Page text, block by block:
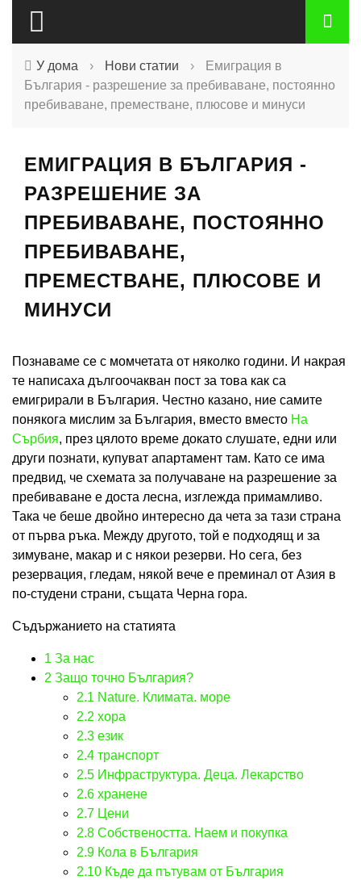
У дома › Нови статии ›
Емиграция в
България - разрешение за пребиваване, постоянно
пребиваване, преместване, плюсове и минуси
ЕМИГРАЦИЯ В БЪЛГАРИЯ -
РАЗРЕШЕНИЕ ЗА
ПРЕБИВАВАНЕ, ПОСТОЯННО
ПРЕБИВАВАНЕ,
ПРЕМЕСТВАНЕ, ПЛЮСОВЕ И
МИНУСИ
Познаваме се с момчетата от няколко години. И накрая
те написаха дългоочакван пост за това как са
емигрирали в България. Честно казано, ние самите
понякога мислим за България, вместо вместо На
Сърбия, през цялото време докато слушате, едни или
други познати, купуват апартамент там. Като се има
предвид, че схемата за получаване на разрешение за
пребиваване е доста лесна, изглежда примамливо.
Така че беше двойно интересно да чета за тази страна
от първа ръка. Между другото, той е подходящ и за
зимуване, макар и с някои резерви. Но сега, без
резервация, гледам, някой вече е преминал от Азия в
по-студени страни, същата Черна гора.
Съдържанието на статията
1 За нас
2 Защо точно България?
2.1 Nature. Климата. море
2.2 хора
2.3 език
2.4 транспорт
2.5 Инфраструктура. Деца. Лекарство
2.6 хранене
2.7 Цени
2.8 Собствеността. Наем и покупка
2.9 Кола в България
2.10 Къде да пътувам от България